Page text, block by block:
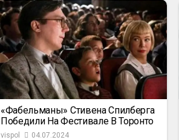
«Фабельманы» Стивена Спилберга
Победили На Фестивале В Торонто
vispol 04.07.2024